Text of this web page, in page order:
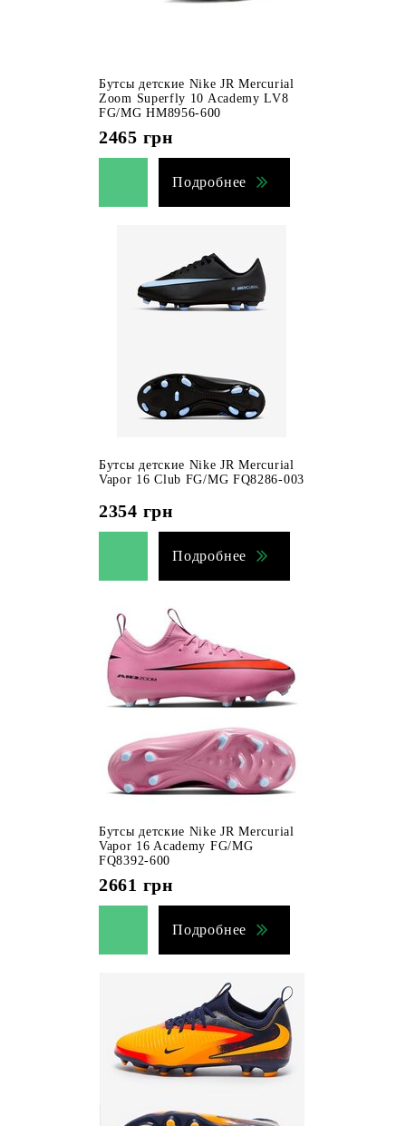
Бутсы детские Nike JR Mercurial
Zoom Superfly 10 Academy LV8
FG/MG HM8956-600
2465 грн
Подробнее
Бутсы детские Nike JR Mercurial
Vapor 16 Club FG/MG FQ8286-003
2354 грн
Подробнее
Бутсы детские Nike JR Mercurial
Vapor 16 Academy FG/MG
FQ8392-600
2661 грн
Подробнее